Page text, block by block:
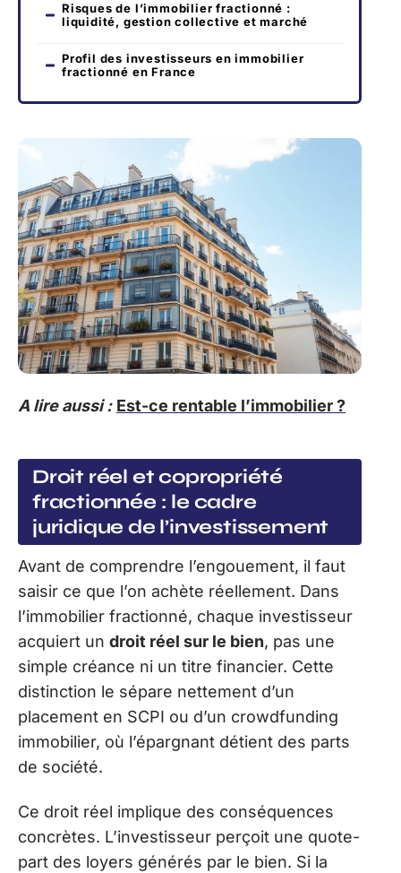
Risques de l’immobilier fractionné :
liquidité, gestion collective et marché
Profil des investisseurs en immobilier
fractionné en France
A lire aussi : Est-ce rentable l’immobilier ?
Droit réel et copropriété
fractionnée : le cadre
juridique de l’investissement
Avant de comprendre l’engouement, il faut
saisir ce que l’on achète réellement. Dans
l’immobilier fractionné, chaque investisseur
acquiert un droit réel sur le bien, pas une
simple créance ni un titre financier. Cette
distinction le sépare nettement d’un
placement en SCPI ou d’un crowdfunding
immobilier, où l’épargnant détient des parts
de société.
Ce droit réel implique des conséquences
concrètes. L’investisseur perçoit une quote-
part des loyers générés par le bien. Si la